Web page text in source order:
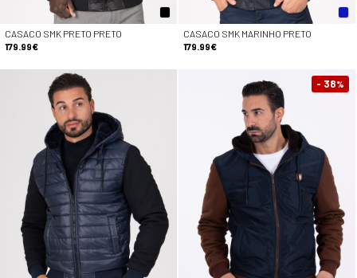
CASACO SMK PRETO PRETO
179.99€
CASACO SMK MARINHO PRETO
179.99€
- 38%